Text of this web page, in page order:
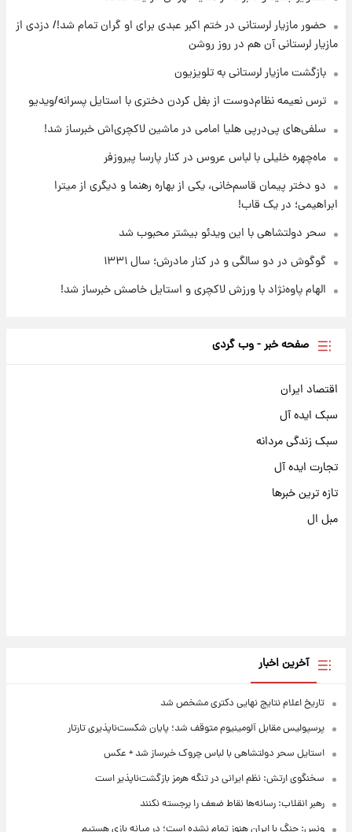
۱۱ ساعت پیش
+جدول
قیمت محصولات ایران‌خودرو و سایپا امروز شنبه
حضور مازیار لرستانی در ختم اکبر عبدی برای او گران تمام شد!/ دزدی از
مازیار لرستانی آن هم در روز روشن
بازگشت مازیار لرستانی به تلویزیون
ترس نعیمه نظام‌دوست از بغل کردن دختری با استایل پسرانه/ویدیو
سلفی‌های پی‌درپی هلیا امامی در ماشین لاکچری‌اش خبرساز شد!
ماه‌چهره خلیلی با لباس عروس در کنار پارسا پیروزفر
دو دختر پیمان قاسم‌خانی، یکی از بهاره رهنما و دیگری از میترا
ابراهیمی؛ در یک قاب!
سحر دولتشاهی با این ویدئو بیشتر محبوب شد
گوگوش در دو سالگی و در کنار مادرش؛ سال ۱۳۳۱
الهام پاوه‌نژاد با ورزش لاکچری و استایل خاصش خبرساز شد!
صفحه خبر - وب گردی
اقتصاد ایران
سبک ایده آل
سبک زندگی مردانه
تجارت ایده آل
تازه ترین خبرها
مبل ال
آخرین اخبار
تاریخ اعلام نتایج نهایی دکتری مشخص شد
پرسپولیس مقابل آلومینیوم متوقف شد؛ پایان شکست‌ناپذیری تارتار
استایل سحر دولتشاهی با لباس چروک خبرساز شد + عکس
سخنگوی ارتش: نظم ایرانی در تنگه هرمز بازگشت‌ناپذیر است
رهبر انقلاب: رسانه‌ها نقاط ضعف را برجسته نکنند